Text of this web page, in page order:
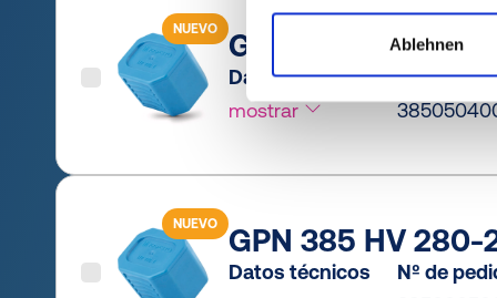
Ablehnen
NUEVO GPN 385 HVR 51-
Datos técnicos
mostrar
Nº de
NUEVO GPN 385 HV 280-
Datos técnicos
Nº de